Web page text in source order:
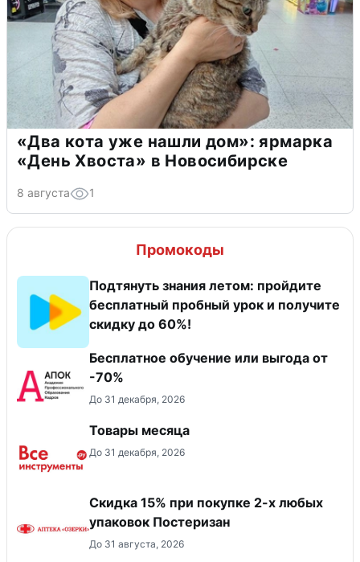
«Два кота уже нашли дом»: ярмарка
«День Хвоста» в Новосибирске
8 августа 1
Промокоды
Подтянуть знания летом: пройдите
бесплатный пробный урок и получите
скидку до 60%!
Бесплатное обучение или выгода от
-70%
До 31 декабря, 2026
Товары месяца
До 31 декабря, 2026
Скидка 15% при покупке 2-х любых
упаковок Постеризан
До 31 августа, 2026